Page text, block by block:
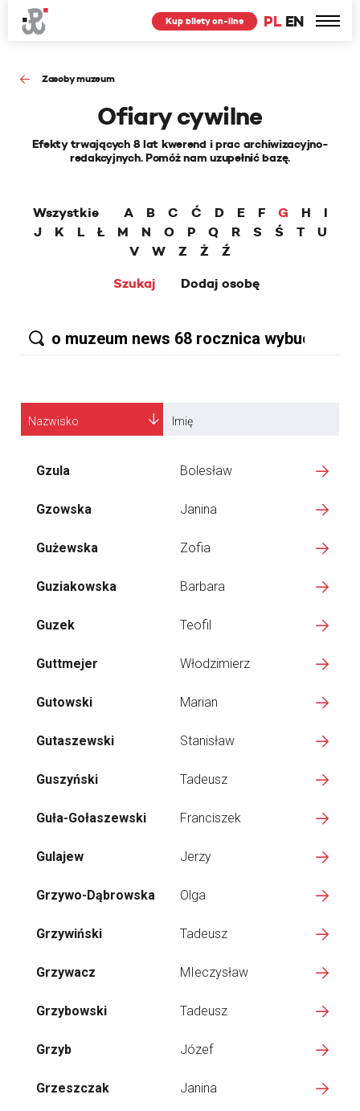
PL EN
Kup bilety on-line
Zasoby muzeum
Ofiary cywilne
Efekty trwających 8 lat kwerend i prac archiwizacyjno-
redakcyjnych. Pomóż nam uzupełnić bazę.
Wszystkie A B C Ć D E F G H
I
J
K L Ł M N O P Q R S Ś T
U
V
W Z Ż
Ź
Szukaj
Dodaj osobę
Nazwisko Imię
Gzula Bolesław
Gzowska Janina
Gużewska Zofia
Guziakowska Barbara
Guzek Teofil
Guttmejer Włodzimierz
Gutowski Marian
Gutaszewski Stanisław
Guszyński Tadeusz
Guła-Gołaszewski Franciszek
Gulajew Jerzy
Grzywo-Dąbrowska Olga
Grzywiński Tadeusz
Grzywacz MIeczysław
Grzybowski Tadeusz
Grzyb Józef
Grzeszczak Janina